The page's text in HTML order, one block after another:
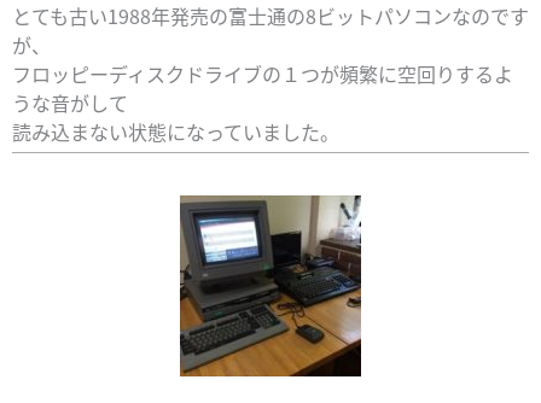
とても古い1988年発売の富士通の8ビットパソコンなのです
が、
フロッピーディスクドライブの１つが頻繁に空回りするよ
うな音がして
読み込まない状態になっていました。